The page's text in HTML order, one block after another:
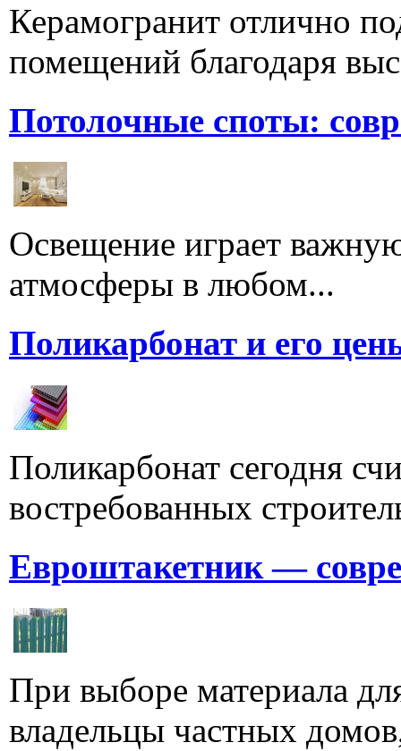
Керамогранит отлично
помещений благодаря
Потолочные споты:
Освещение играет
атмосферы в любом...
Поликарбонат и его
Поликарбонат сегодня
востребованных
Евроштакетник —
При выборе материала
владельцы частных